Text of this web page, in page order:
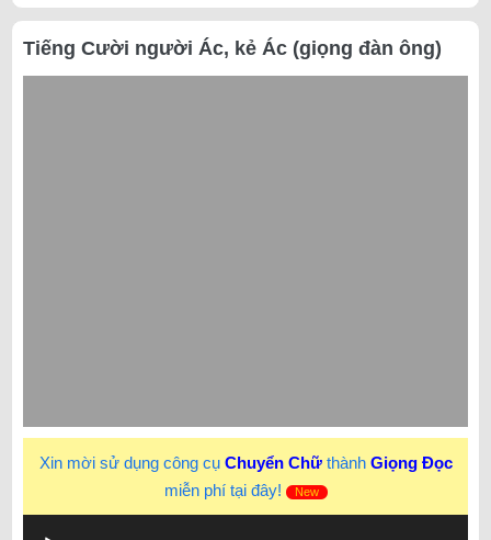
Tiếng Cười người Ác, kẻ Ác (giọng đàn ông)
Xin mời sử dụng công cụ Chuyển Chữthành Giọng Đọc
miễn phí tại đây!
New